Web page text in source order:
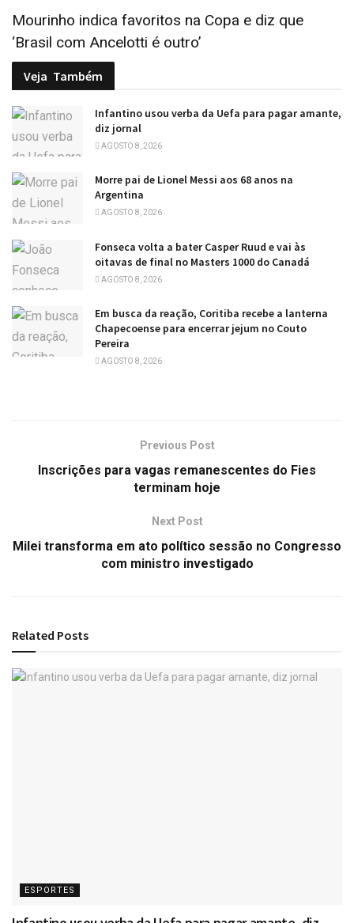
Mourinho indica favoritos na Copa e diz que
‘Brasil com Ancelotti é outro’
Veja Também
Infantino usou verba da Uefa para pagar amante,
diz jornal
AGOSTO 8, 2026
Morre pai de Lionel Messi aos 68 anos na
Argentina
AGOSTO 8, 2026
Fonseca volta a bater Casper Ruud e vai às
oitavas de final no Masters 1000 do Canadá
AGOSTO 8, 2026
Em busca da reação, Coritiba recebe a lanterna
Chapecoense para encerrar jejum no Couto
Pereira
AGOSTO 8, 2026
Previous Post
Inscrições para vagas remanescentes do Fies
terminam hoje
Next Post
Milei transforma em ato político sessão no Congresso
com ministro investigado
Related Posts
ESPORTES